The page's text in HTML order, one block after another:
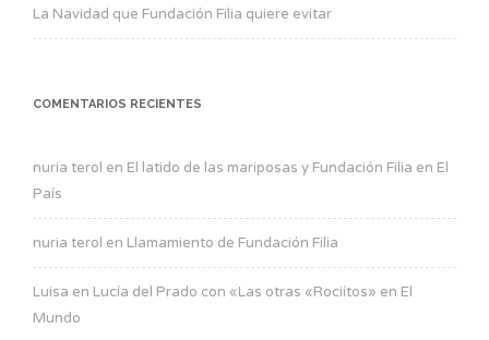
La Navidad que Fundación Filia quiere evitar
COMENTARIOS RECIENTES
nuria terol en El latido de las mariposas y Fundación Filia en El
País
nuria terol en Llamamiento de Fundación Filia
Luisa en Lucía del Prado con «Las otras «Rociítos» en El
Mundo